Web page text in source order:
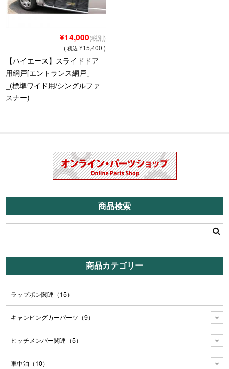
¥14,000(税別)
( 税込 ¥15,400 )
【ハイエース】スライドドア
用網戸[エントランス網戸」
_(標準ワイド用/シングルファ
スナー)
商品検索
商品カテゴリー
ラップポン関連 （15）
キャンピングカーパーツ （9）
ヒッチメンバー関連 （5）
車中泊 （10）